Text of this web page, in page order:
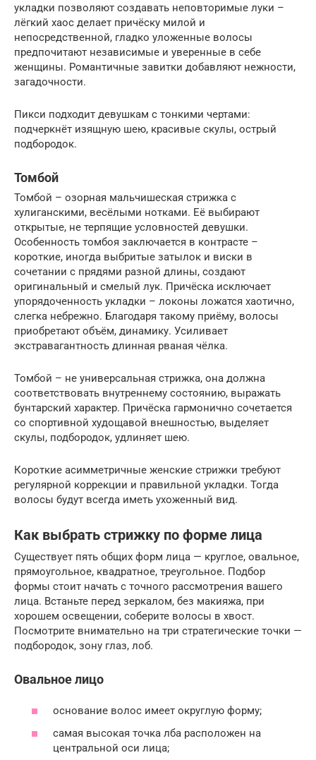
укладки позволяют создавать неповторимые луки –
лёгкий хаос делает причёску милой и
непосредственной, гладко уложенные волосы
предпочитают независимые и уверенные в себе
женщины. Романтичные завитки добавляют нежности,
загадочности.
Пикси подходит девушкам с тонкими чертами:
подчеркнёт изящную шею, красивые скулы, острый
подбородок.
Томбой
Томбой – озорная мальчишеская стрижка с
хулиганскими, весёлыми нотками. Её выбирают
открытые, не терпящие условностей девушки.
Особенность томбоя заключается в контрасте –
короткие, иногда выбритые затылок и виски в
сочетании с прядями разной длины, создают
оригинальный и смелый лук. Причёска исключает
упорядоченность укладки – локоны ложатся хаотично,
слегка небрежно. Благодаря такому приёму, волосы
приобретают объём, динамику. Усиливает
экстравагантность длинная рваная чёлка.
Томбой – не универсальная стрижка, она должна
соответствовать внутреннему состоянию, выражать
бунтарский характер. Причёска гармонично сочетается
со спортивной худощавой внешностью, выделяет
скулы, подбородок, удлиняет шею.
Короткие асимметричные женские стрижки требуют
регулярной коррекции и правильной укладки. Тогда
волосы будут всегда иметь ухоженный вид.
Как выбрать стрижку по форме лица
Существует пять общих форм лица — круглое, овальное,
прямоугольное, квадратное, треугольное. Подбор
формы стоит начать с точного рассмотрения вашего
лица. Встаньте перед зеркалом, без макияжа, при
хорошем освещении, соберите волосы в хвост.
Посмотрите внимательно на три стратегические точки —
подбородок, зону глаз, лоб.
Овальное лицо
основание волос имеет округлую форму;
самая высокая точка лба расположен на
центральной оси лица;